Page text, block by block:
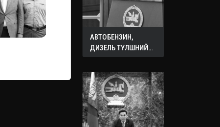
АВТОБЕНЗИН,
ДИЗЕЛЬ ТҮЛШНИЙ
ОНЦГОЙ АЛБАН